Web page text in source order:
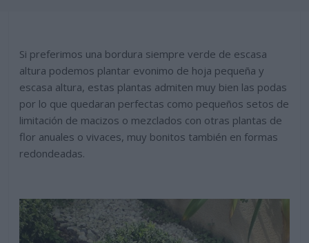
Si preferimos una bordura siempre verde de escasa
altura podemos plantar evonimo de hoja pequeña y
escasa altura, estas plantas admiten muy bien las podas
por lo que quedaran perfectas como pequeños setos de
limitación de macizos o mezclados con otras plantas de
flor anuales o vivaces, muy bonitos también en formas
redondeadas.